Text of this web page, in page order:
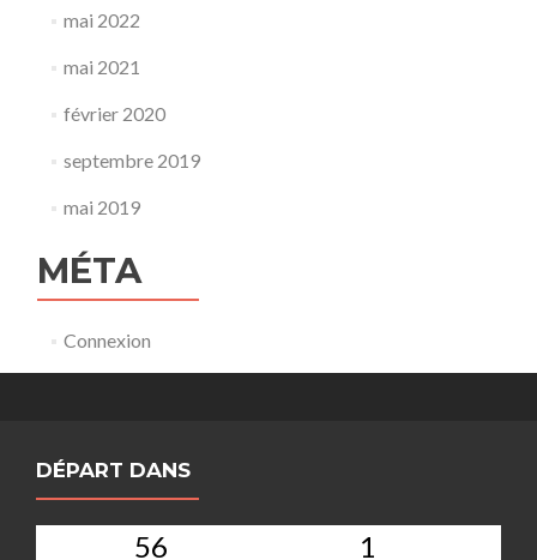
mai 2022
mai 2021
février 2020
septembre 2019
mai 2019
MÉTA
Connexion
DÉPART DANS
56 1